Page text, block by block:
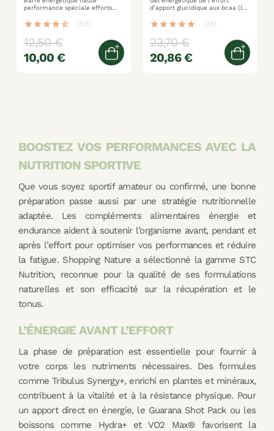
performance spéciale efforts
(whey) + vitamines
star star star star star_half (53)
12,50 €
10,00 €
Quick view
d’apport glucidique aux bcaa (l-
spécifiquement formulé pour les
longues distances
star star star star star (28)
23,70 €
20,86 €
BOOSTEZ VOS PERFORMANCES AVEC LA
NUTRITION SPORTIVE
Que vous soyez sportif amateur ou confirmé, une bonne
préparation passe aussi par une stratégie nutritionnelle
adaptée. Les compléments alimentaires énergie et
endurance aident à soutenir l’organisme avant, pendant et
après l’effort pour optimiser vos performances et réduire
la fatigue. Shopping Nature a sélectionné la gamme STC
Nutrition, reconnue pour la qualité de ses formulations
naturelles et son efficacité sur la récupération et le
tonus.
L’ÉNERGIE AVANT L’EFFORT
La phase de préparation est essentielle pour fournir à
votre corps les nutriments nécessaires. Des formules
comme Tribulus Synergy+, enrichi en plantes et minéraux,
contribuent à la vitalité et à la résistance physique. Pour
un apport direct en énergie, le Guarana Shot Pack ou les
boissons comme Hydra+ et VO2 Max® favorisent la